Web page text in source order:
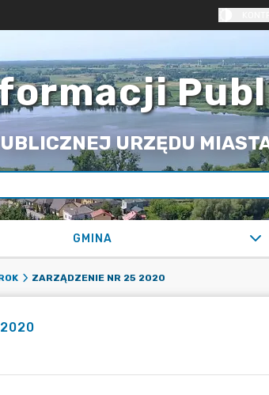
URZĘDU
GMINA
ZARZĄDZENIE NR 25 2020